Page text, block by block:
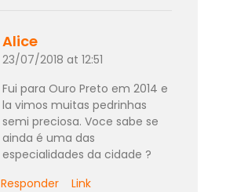
Alice
23/07/2018 at 12:51
Fui para Ouro Preto em 2014 e
la vimos muitas pedrinhas
semi preciosa. Voce sabe se
ainda é uma das
especialidades da cidade ?
Responder
Link